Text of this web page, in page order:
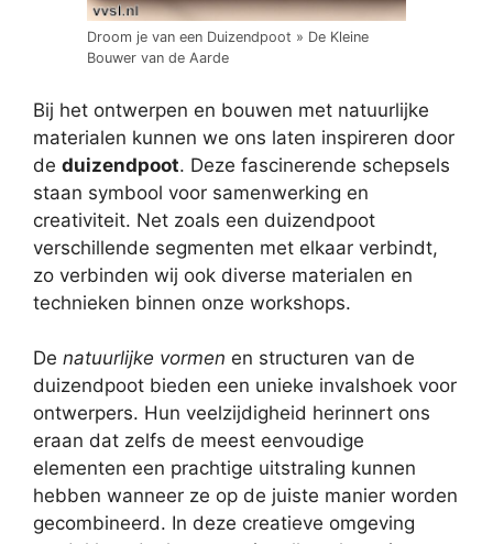
Droom je van een Duizendpoot » De Kleine
Bouwer van de Aarde
Bij het ontwerpen en bouwen met natuurlijke
materialen kunnen we ons laten inspireren door
de duizendpoot. Deze fascinerende schepsels
staan symbool voor samenwerking en
creativiteit. Net zoals een duizendpoot
verschillende segmenten met elkaar verbindt,
zo verbinden wij ook diverse materialen en
technieken binnen onze workshops.
De natuurlijke vormen en structuren van de
duizendpoot bieden een unieke invalshoek voor
ontwerpers. Hun veelzijdigheid herinnert ons
eraan dat zelfs de meest eenvoudige
elementen een prachtige uitstraling kunnen
hebben wanneer ze op de juiste manier worden
gecombineerd. In deze creatieve omgeving